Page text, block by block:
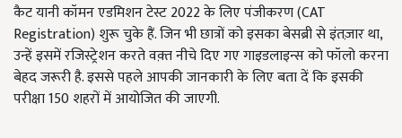
कैट यानी कॉमन एडमिशन टेस्ट 2022 के लिए पंजीकरण (CAT
Registration) शुरू चुके हैं. जिन भी छात्रों को इसका बेसब्री से इंतज़ार था,
उन्हें इसमें रजिस्ट्रेशन करते वक़्त नीचे दिए गए गाइडलाइन्स को फॉलो करना
बेहद जरूरी है. इससे पहले आपकी जानकारी के लिए बता दें कि इसकी
परीक्षा 150 शहरों में आयोजित की जाएगी.